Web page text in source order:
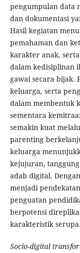
pengumpulan data
dan dokumentasi
Hasil kegiatan
pemahaman dan
karakter anak,
dalam kedisiplinan
gawai secara bijak.
keluarga, serta
dalam membentuk
sementara
semakin kuat
parenting
keluarga
kejujuran,
adab digital.
menjadi
penguatan
berpotensi
karakteristik serupa.
Socio-digital